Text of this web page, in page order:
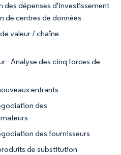
des dépenses d'investissement
de centres de données
valeur / chaîne
- Analyse des cinq forces de
entrants
des
des fournisseurs
de substitution